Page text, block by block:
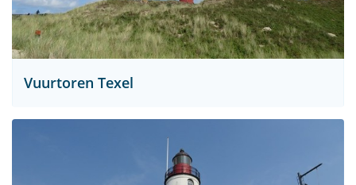
Vuurtoren Texel